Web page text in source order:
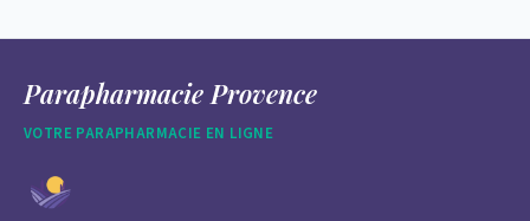
Parapharmacie Provence
VOTRE PARAPHARMACIE EN LIGNE